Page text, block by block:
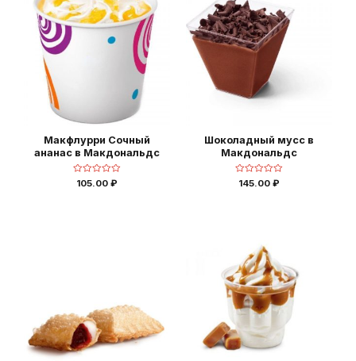
Макфлурри Сочный
ананас в Макдональдс
Оценка
105.00 ₽
Шоколадный мусс в
Макдональдс
Оценка
145.00 ₽